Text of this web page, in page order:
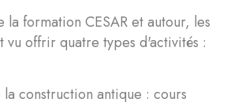
la formation CESAR et autour, les
vu offrir quatre types d'activités :
construction antique : cours